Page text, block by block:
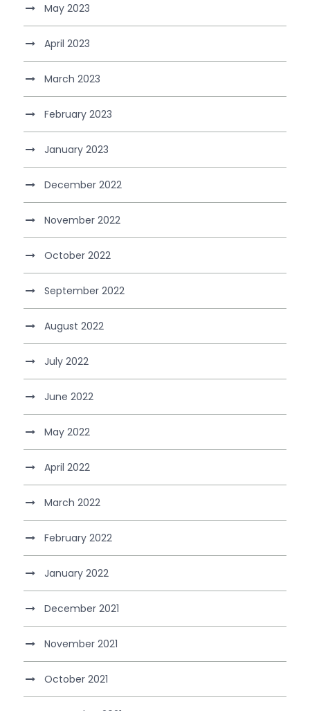
May 2023
April 2023
March 2023
February 2023
January 2023
December 2022
November 2022
October 2022
September 2022
August 2022
July 2022
June 2022
May 2022
April 2022
March 2022
February 2022
January 2022
December 2021
November 2021
October 2021